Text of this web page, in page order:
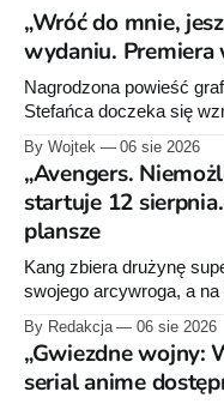
„Wróć do mnie,
wydaniu. Premiera
Nagrodzona powieść
Stefańca doczeka się
przygotowuje nową
raz”, którego pierwsze
By Wojtek 06 sie 2026
„Avengers.
startuje 12
plansze
Kang zbiera drużynę
swojego arcywroga, a
Przymierze z królem
serii Avengers
sierpnia. Rzućcie okiem
By Redakcja 06 sie 2026
„Gwiezdne wojny:
serial anime